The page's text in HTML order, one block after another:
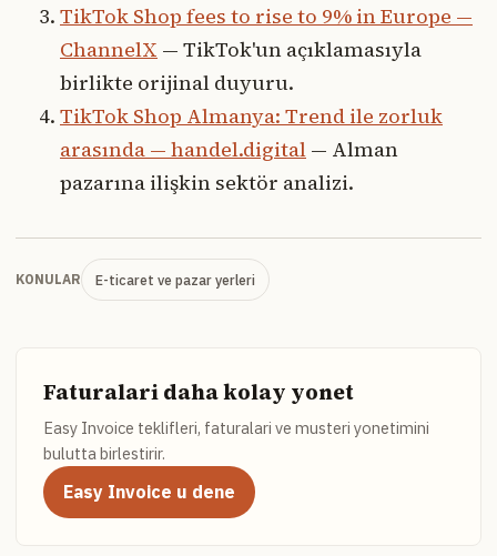
TikTok Shop fees to rise to 9% in Europe —
ChannelX — TikTok'un açıklamasıyla
birlikte orijinal duyuru.
TikTok Shop Almanya: Trend ile zorluk
arasında — handel.digital — Alman
pazarına ilişkin sektör analizi.
KONULAR E-ticaret ve pazar yerleri
Faturalari daha kolay yonet
Easy Invoice teklifleri, faturalari ve musteri yonetimini
bulutta birlestirir.
Easy Invoice u dene